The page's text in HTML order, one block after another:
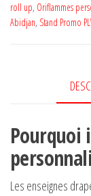
roll up, Oriflammes
Abidjan, Stand Promo
Pourquoi
Les enseignes